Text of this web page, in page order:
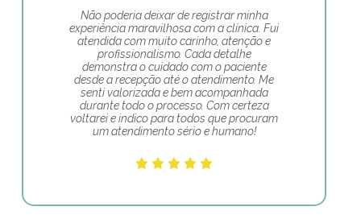
Não poderia deixar de registrar minha
experiência maravilhosa com a clínica. Fui
atendida com muito carinho, atenção e
profissionalismo. Cada detalhe
demonstra o cuidado com o paciente
desde a recepção até o atendimento. Me
senti valorizada e bem acompanhada
durante todo o processo. Com certeza
voltarei e indico para todos que procuram
um atendimento sério e humano!